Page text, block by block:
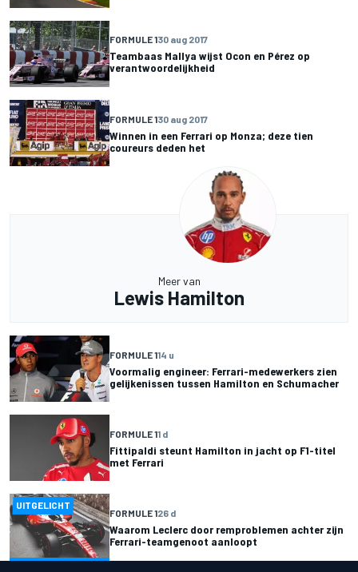
FORMULE 130 aug 2017
Teambaas Mallya wijst Ocon en Pérez op
verantwoordelijkheid
FORMULE 130 aug 2017
Winnen in een Ferrari op Monza; deze tien
coureurs deden het
Meer van
Lewis Hamilton
FORMULE 114 u
Voormalig engineer: Ferrari-medewerkers zien
gelijkenissen tussen Hamilton en Schumacher
FORMULE 11 d
Fittipaldi steunt Hamilton in jacht op F1-titel
met Ferrari
UITGELICHT
FORMULE 126 d
Waarom Leclerc door remproblemen achter zijn
Ferrari-teamgenoot aanloopt